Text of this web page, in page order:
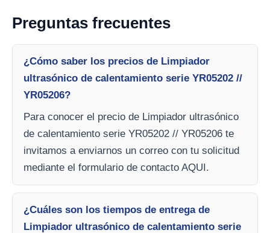
Preguntas frecuentes
¿Cómo saber los precios de Limpiador
ultrasónico de calentamiento serie YR05202 //
YR05206?
Para conocer el precio de Limpiador ultrasónico
de calentamiento serie YR05202 // YR05206 te
invitamos a enviarnos un correo con tu solicitud
mediante el formulario de contacto AQUI.
¿Cuáles son los tiempos de entrega de
Limpiador ultrasónico de calentamiento serie